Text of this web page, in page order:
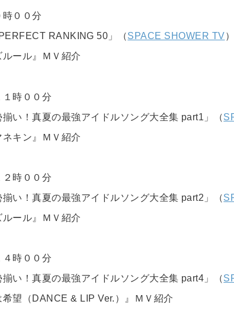
時００分
RANKING 50」（SPACE SHOWER TV）
ール』ＭＶ紹介
１時００分
揃い！真夏の最強アイドルソング大全集 part1」（
キン』ＭＶ紹介
２時００分
揃い！真夏の最強アイドルソング大全集 part2」（
ール』ＭＶ紹介
４時００分
揃い！真夏の最強アイドルソング大全集 part4」（
望（DANCE & LIP Ver.）』ＭＶ紹介